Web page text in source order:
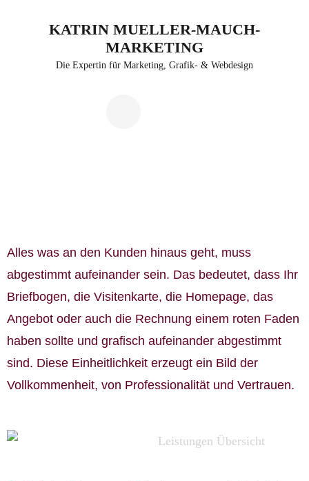
KATRIN MUELLER-MAUCH-
MARKETING
Die Expertin für Marketing, Grafik- & Webdesign
Alles was an den Kunden hinaus geht, muss
abgestimmt aufeinander sein. Das bedeutet, dass Ihr
Briefbogen, die Visitenkarte, die Homepage, das
Angebot oder auch die Rechnung einem roten Faden
haben sollte und grafisch aufeinander abgestimmt
sind. Diese Einheitlichkeit erzeugt ein Bild der
Vollkommenheit, von Professionalität und Vertrauen.